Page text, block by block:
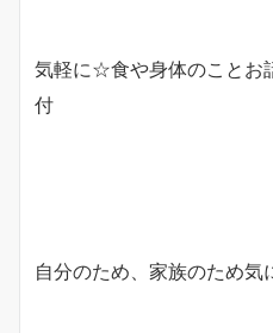
気軽に☆食や身体のことお
付
自分のため、家族のため気